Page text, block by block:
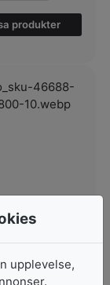
produkter
Colors 3.0
dessa pennors
upplevelse,